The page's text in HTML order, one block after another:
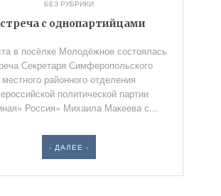
БЕЗ РУБРИКИ
с однопартийцами
в посёлке Молодёжное состоялась
Секретаря Симферопольского
местного районного отделения
политической партии
Россия» Михаила Макеева с...
- ДАЛЕЕ -